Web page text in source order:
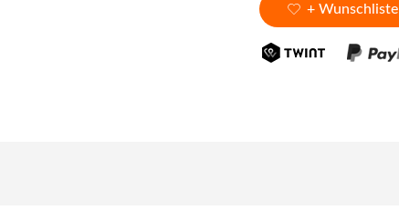
+ Wunschliste